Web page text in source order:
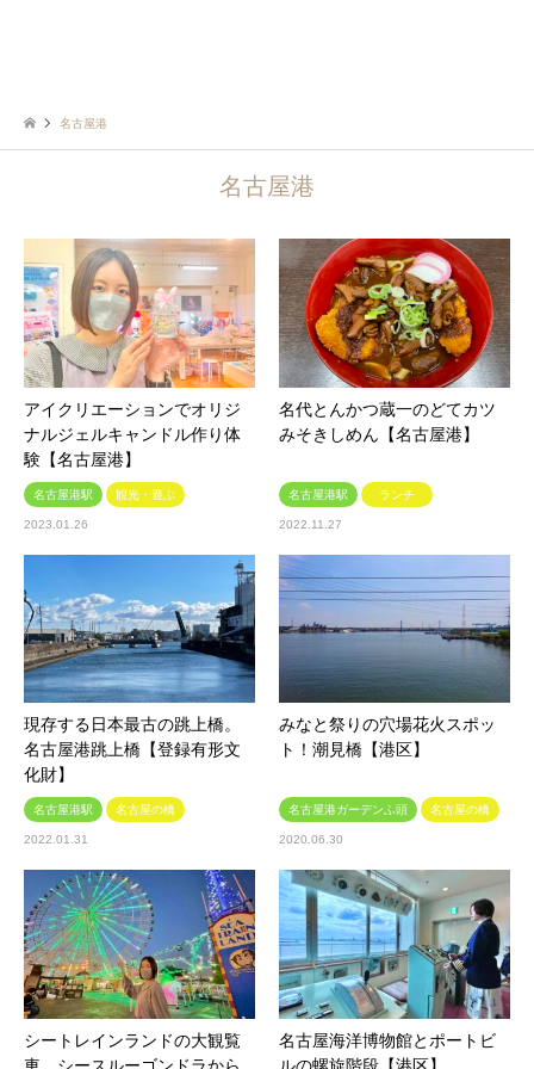
名古屋港
名古屋港
アイクリエーションでオリジ
ナルジェルキャンドル作り体
験【名古屋港】
名古屋港駅 観光・遊ぶ
2023.01.26
名代とんかつ蔵一のどてカツ
みそきしめん【名古屋港】
名古屋港駅 ランチ
2022.11.27
現存する日本最古の跳上橋。
名古屋港跳上橋【登録有形文
化財】
名古屋港駅 名古屋の橋
2022.01.31
みなと祭りの穴場花火スポッ
ト！潮見橋【港区】
名古屋港ガーデンふ頭 名古屋の橋
2020.06.30
シートレインランドの大観覧
名古屋海洋博物館とポートビ